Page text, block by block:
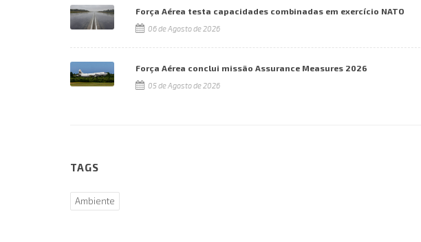
Força Aérea testa capacidades combinadas em exercício NATO
06 de Agosto de 2026
Força Aérea conclui missão Assurance Measures 2026
05 de Agosto de 2026
TAGS
Ambiente